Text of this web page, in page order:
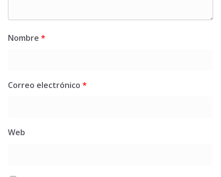
Nombre *
Correo electrónico *
Web